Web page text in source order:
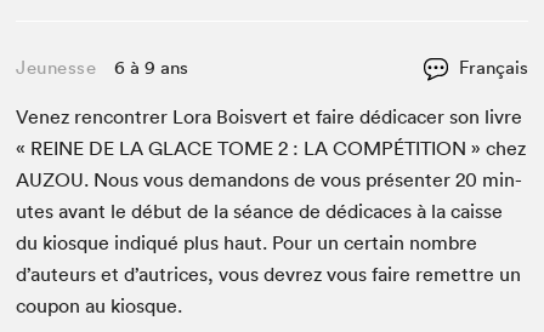
Jeunesse 6 à 9 ans Français
Venez ren­con­tr­er Lora Boisvert et faire dédi­cac­er son livre
« REINE DE LA GLACE TOME 2 : LA COM­PÉTI­TION » chez
AUZOU. Nous vous deman­dons de vous présen­ter20 min­
utes avant le début de la séance de dédi­caces à la caisse
du kiosque indiqué plus haut. Pour un cer­tain nom­bre
d’auteurs et d’autrices, vous devrez vous faire remet­tre un
coupon au kiosque.